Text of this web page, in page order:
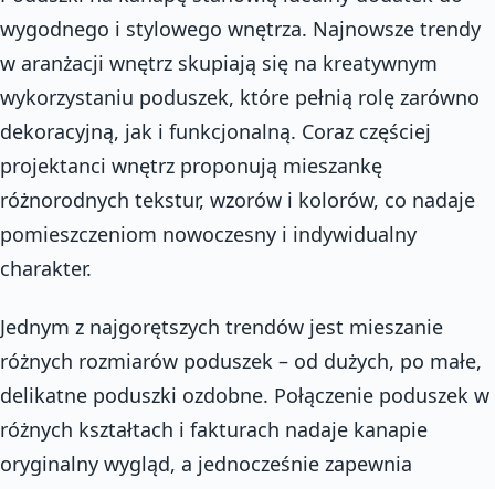
wygodnego i stylowego wnętrza. Najnowsze trendy
w aranżacji wnętrz skupiają się na kreatywnym
wykorzystaniu poduszek, które pełnią rolę zarówno
dekoracyjną, jak i funkcjonalną. Coraz częściej
projektanci wnętrz proponują mieszankę
różnorodnych tekstur, wzorów i kolorów, co nadaje
pomieszczeniom nowoczesny i indywidualny
charakter.
Jednym z najgorętszych trendów jest mieszanie
różnych rozmiarów poduszek – od dużych, po małe,
delikatne poduszki ozdobne. Połączenie poduszek w
różnych kształtach i fakturach nadaje kanapie
oryginalny wygląd, a jednocześnie zapewnia